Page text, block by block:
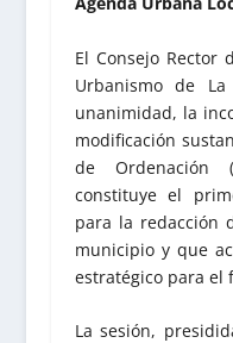
El Consejo Rector
Urbanismo de
unanimidad, la
modificación
de Ordenación
constituye el
para la redacción
municipio y que
estratégico para el
La sesión,